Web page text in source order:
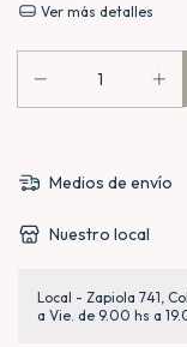
Ver más detalles
Medios de envío
Nuestro local
Local - Zapiola 741,
a Vie. de 9.00 hs a